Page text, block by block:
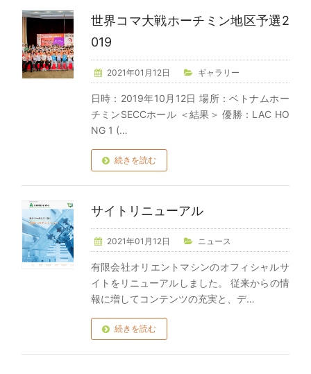
世界コマ大戦ホーチミン地区予選2
019
2021年01月12日 ギャラリー
日時：2019年10月12日 場所：ベトナムホー
チミンSECCホール ＜結果＞ 優勝：LAC HO
NG 1 (…
続きを読む
サイトリニューアル
2021年01月12日 ニュース
有限会社オリエントマシンのオフィシャルサ
イトをリニューアルしました。 従来からの情
報に増してコンテンツの充実と、デ…
続きを読む